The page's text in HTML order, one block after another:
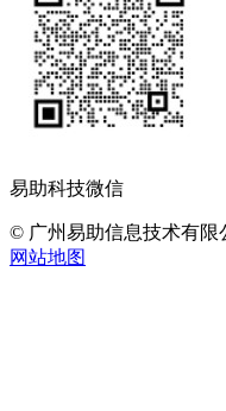
易助科技微信
© 广州易助信息技术有限
网站地图